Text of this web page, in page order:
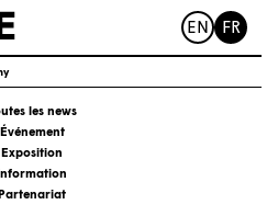
EN FR
les news
Événement
Exposition
Information
Partenariat